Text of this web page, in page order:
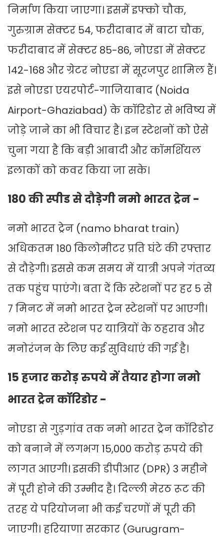
निर्माण किया जाएगा। इसमें इफ्को चौक,
गुरुग्राम सेक्टर 54, फरीदाबाद में बाटा चौक,
फरीदाबाद में सेक्टर 85-86, नोएडा में सेक्टर
142-168 और ग्रेटर नोएडा में सूरजपुर शामिल हैं।
इसे नोएडा एयरपोर्ट-गाजियाबाद (Noida
Airport-Ghaziabad) के कॉरिडोर से भविष्य में
जोड़े जाने का भी विचार है। इन स्टेशनों को ऐसे
चुना गया है कि बड़ी आबादी और कॉमर्शियल
इलाकों को कवर किया जा सके।
180 की स्पीड से दौड़ेगी नमो भारत ट्रेन -
नमो भारत ट्रेन (namo bharat train)
अधिकतम 180 किलोमीटर प्रति घंटे की रफ्तार
से दौड़ेगी। इससे कम समय में यात्री अपने गंतव्य
तक पहुंच पाएंगे। बता दें कि स्टेशनों पर हर 5 से
7 मिनट में नमो भारत ट्रेन स्टेशनों पर आएगी।
नमो भारत स्टेशन पर यात्रियों के ठहराव और
मनोरंजन के लिए कई सुविधाएं की गई है।
15 हजार करोड़ रुपये में तैयार होगा नमो
भारत ट्रेन कॉरिडोर -
नोएडा से गुड़गांव तक नमो भारत ट्रेन कॉरिडोर
को बनाने में लगभग 15,000 करोड़ रुपये की
लागत आएगी। इसकी डीपीआर (DPR) 3 महीने
में पूरी होने की उम्मीद है। दिल्ली मेरठ रूट की
तरह ये परियोजना भी कई चरणों में पूरी की
जाएगी। हरियाणा सरकार (Gurugram-